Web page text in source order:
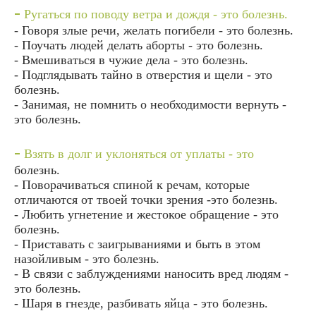
- Ругаться по поводу ветра и дождя - это болезнь.
- Говоря злые речи, желать погибели - это болезнь.
- Поучать людей делать аборты - это болезнь.
- Вмешиваться в чужие дела - это болезнь.
- Подглядывать тайно в отверстия и щели - это
болезнь.
- Занимая, не помнить о необходимости вернуть -
это болезнь.
- Взять в долг и уклоняться от уплаты - это
болезнь.
- Поворачиваться спиной к речам, которые
отличаются от твоей точки зрения -это болезнь.
- Любить угнетение и жестокое обращение - это
болезнь.
- Приставать с заигрываниями и быть в этом
назойливым - это болезнь.
- В связи с заблуждениями наносить вред людям -
это болезнь.
- Шаря в гнезде, разбивать яйца - это болезнь.